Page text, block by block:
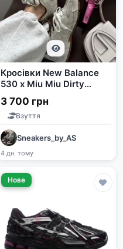
Кросівки New Balance
530 x Miu Miu Dirty
White шкіряні
3 700 грн
Взуття
Sneakers_by_AS
4 дн. тому
Нове